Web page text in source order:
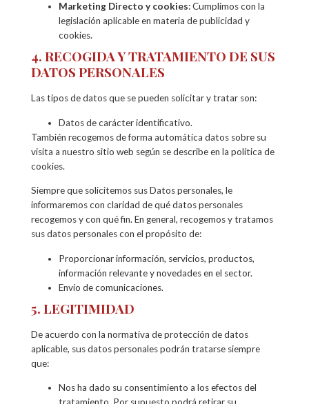
Marketing Directo y cookies: Cumplimos con la
legislación aplicable en materia de publicidad y
cookies.
4. RECOGIDA Y TRATAMIENTO DE SUS
DATOS PERSONALES
Las tipos de datos que se pueden solicitar y tratar son:
Datos de carácter identificativo.
También recogemos de forma automática datos sobre su
visita a nuestro sitio web según se describe en la política de
cookies.
Siempre que solicitemos sus Datos personales, le
informaremos con claridad de qué datos personales
recogemos y con qué fin. En general, recogemos y tratamos
sus datos personales con el propósito de:
Proporcionar información, servicios, productos,
información relevante y novedades en el sector.
Envío de comunicaciones.
5. LEGITIMIDAD
De acuerdo con la normativa de protección de datos
aplicable, sus datos personales podrán tratarse siempre
que:
Nos ha dado su consentimiento a los efectos del